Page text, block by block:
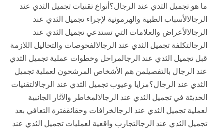
ما هو تجميل الثدي عند الرجال؟أنواع تقنيات تجميل الثدي عند
الرجالالأسباب الطبية والهرمونية لإجراء تجميل الثدي عند
الرجالالأعراض والعلامات التي تستدعي تجميل الثدي عند
الرجالتكلفة تجميل الثدي عند الرجالالفحوصات والتحاليل اللازمة
قبل تجميل الثدي عند الرجالمراحل وخطوات عملية تجميل الثدي
عند الرجال بالتفصيلمن هم الأشخاص المرشحون لعملية تجميل
الثدي عند الرجال؟مزايا وعيوب تجميل الثدي عند الرجالالتقنيات
الحديثة في تجميل الثدي عند الرجالالمخاطر والآثار الجانبية
لعملية تجميل الثدي عند الرجالخرافات وحقائقفترة التعافي بعد
تجميل الثدي عند الرجالتجارب واقعية لعمليات تجميل الثدي عند